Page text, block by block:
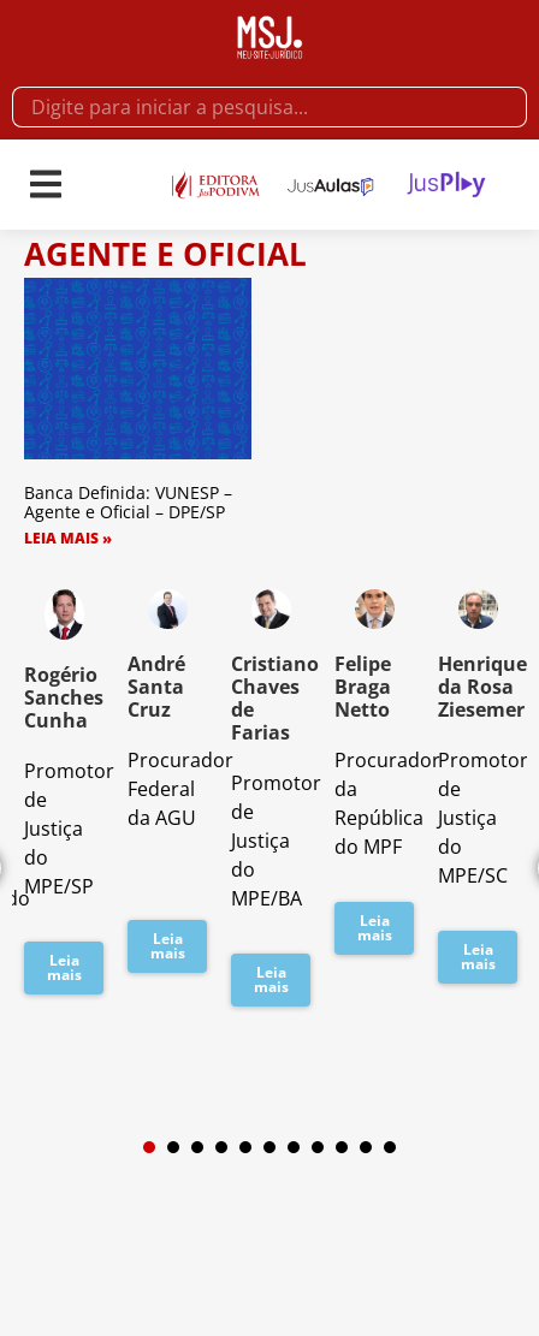
AGENTE E OFICIAL
Banca Definida: VUNESP –
Agente e Oficial – DPE/SP
LEIA MAIS »
Rogério
Sanches
Cunha
Promotor
de
Justiça
do
MPE/SP
Leia
mais
André
Santa
Cruz
Procurador
Federal
da AGU
Leia
mais
Cristiano
Chaves
de
Farias
Promotor
de
Justiça
do
MPE/BA
Leia
mais
Felipe
Braga
Netto
Procurador
da
República
do MPF
Leia
mais
Henrique
da Rosa
Ziesemer
Promotor
de
Justiça
do
MPE/SC
Leia
mais
1 2 3